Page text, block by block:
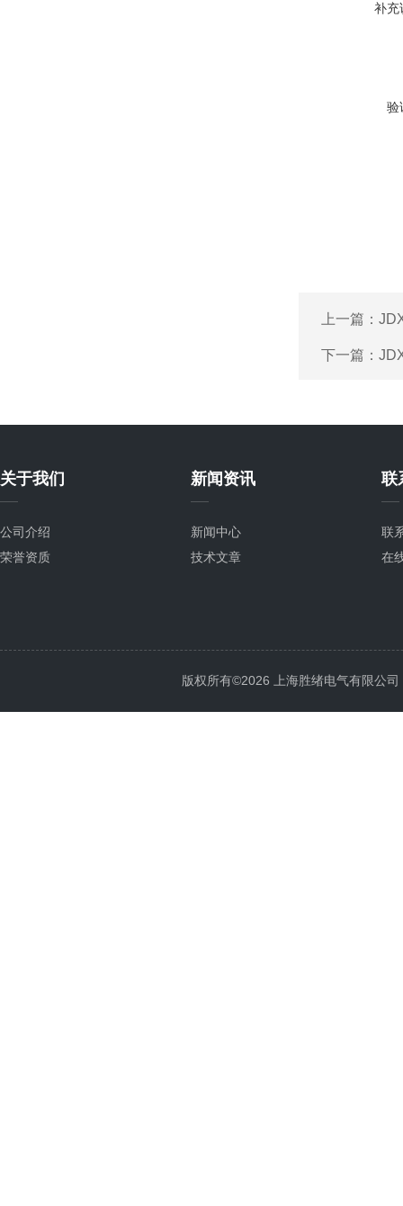
补充
验
上一篇：
下一篇：
关于我们
公司介绍
荣誉资质
新闻资讯
新闻中心
技术文章
联
联
在
版权所有©2026 上海胜绪电气有限公